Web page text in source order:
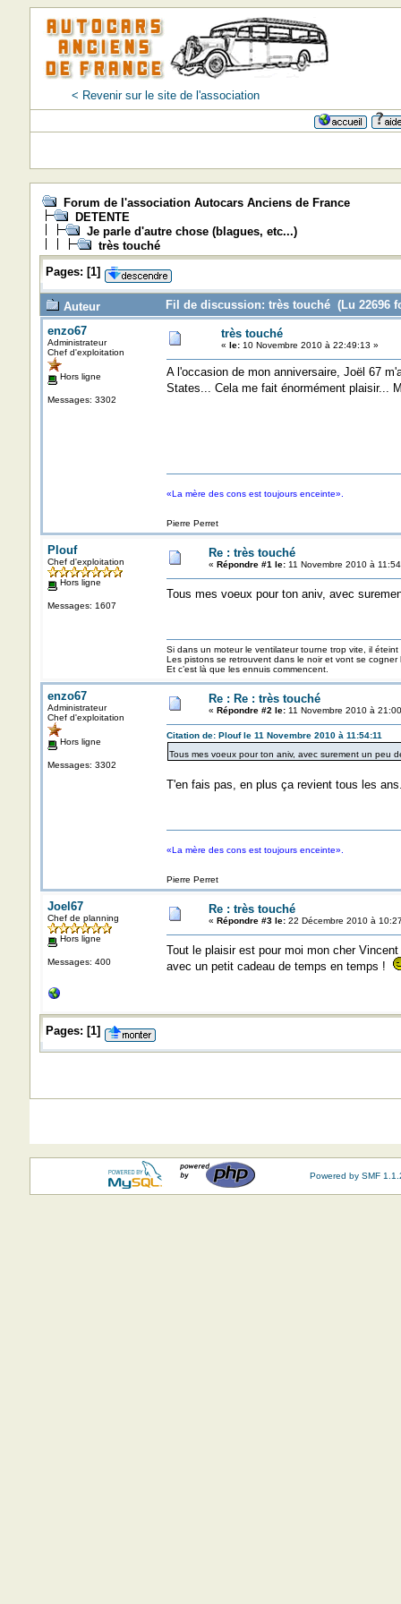
< Revenir sur le site de l'association
Forum de l'association Autocars Anciens de France
DETENTE
Je parle d'autre chose (blagues, etc...)
très touché
Pages: [1]
Auteur
Fil de discussion: très touché (Lu 22696
enzo67
Administrateur
Chef d'exploitation
Hors ligne
Messages: 3302
très touché
« le:10 Novembre 2010 à 22:49:13 »
A l'occasion de mon anniversaire, Joël 67
States... Cela me fait énormément plaisir...
«La mère des cons est toujours enceinte».
Pierre Perret
Plouf
Chef d'exploitation
Hors ligne
Messages: 1607
Re : très touché
« Répondre #1 le:11 Novembre 2010 à
Tous mes voeux pour ton aniv, avec
Si dans un moteur le ventilateur tourne trop vite, il éteint
Les pistons se retrouvent dans le noir et vont se
Et c’est là que les ennuis commencent.
enzo67
Administrateur
Chef d'exploitation
Hors ligne
Messages: 3302
Re : Re : très touché
« Répondre #2 le:11 Novembre 2010 à
Citation de: Plouf le 11 Novembre 2010 à 11:54:11
Tous mes voeux pour ton aniv, avec surement un peu
T'en fais pas, en plus ça revient tous les
«La mère des cons est toujours enceinte».
Pierre Perret
Joel67
Chef de planning
Hors ligne
Messages: 400
Re : très touché
« Répondre #3 le:22 Décembre 2010 à
Tout le plaisir est pour moi mon cher
avec un petit cadeau de temps en temps !
Pages: [1]
Powered by SMF